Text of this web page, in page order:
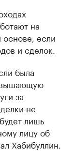
на
если
и сделок.
была
за
не
лишь
лицу об
Хабибуллин.